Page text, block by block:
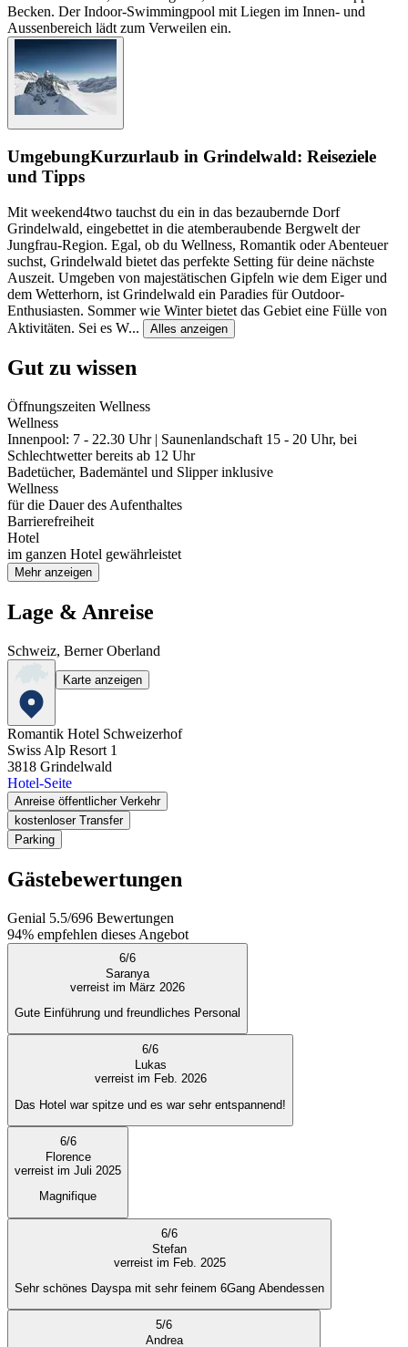
Becken. Der Indoor-Swimmingpool mit Liegen im Innen- und
Aussenbereich lädt zum Verweilen ein.
UmgebungKurzurlaub in Grindelwald: Reiseziele
und Tipps
Mit weekend4two tauchst du ein in das bezaubernde Dorf
Grindelwald, eingebettet in die atemberaubende Bergwelt der
Jungfrau-Region. Egal, ob du Wellness, Romantik oder Abenteuer
suchst, Grindelwald bietet das perfekte Setting für deine nächste
Auszeit. Umgeben von majestätischen Gipfeln wie dem Eiger und
dem Wetterhorn, ist Grindelwald ein Paradies für Outdoor-
Enthusiasten. Sommer wie Winter bietet das Gebiet eine Fülle von
Aktivitäten. Sei es W... Alles anzeigen
Gut zu wissen
Öffnungszeiten Wellness
Wellness
Innenpool: 7 - 22.30 Uhr | Saunenlandschaft 15 - 20 Uhr, bei
Schlechtwetter bereits ab 12 Uhr
Badetücher, Bademäntel und Slipper inklusive
Wellness
für die Dauer des Aufenthaltes
Barrierefreiheit
Hotel
im ganzen Hotel gewährleistet
Mehr anzeigen
Lage & Anreise
Schweiz, Berner Oberland
Karte anzeigen
Romantik Hotel Schweizerhof
Swiss Alp Resort 1
3818 Grindelwald
Hotel-Seite
Anreise öffentlicher Verkehr
kostenloser Transfer
Parking
Gästebewertungen
Genial 5.5/696 Bewertungen
94% empfehlen dieses Angebot
6/6
Saranya
verreist im März 2026
Gute Einführung und freundliches Personal
6/6
Lukas
verreist im Feb. 2026
Das Hotel war spitze und es war sehr entspannend!
6/6
Florence
verreist im Juli 2025
Magnifique
6/6
Stefan
verreist im Feb. 2025
Sehr schönes Dayspa mit sehr feinem 6Gang Abendessen
5/6
Andrea